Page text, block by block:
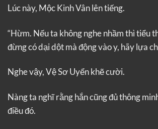
Lúc này, Mộc Kinh Vân lên tiếng.
“Hừm. Nếu ta không nghe nhầm thì tiểu
đừng có dại dột mà động vào y, hãy lựa
Nghe vậy, Vệ Sơ Uyển khẽ cười.
Nàng ta nghĩ rằng hắn cũng đủ thông
điều đó.